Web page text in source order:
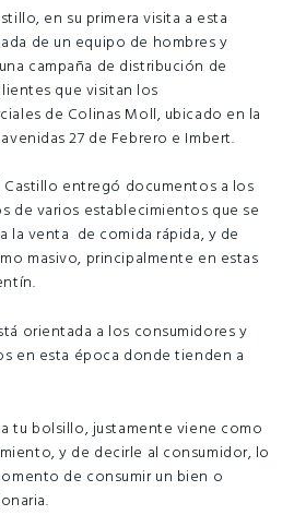
en su primera visita a esta
de un equipo de hombres y
campaña de distribución de
que visitan los
de Colinas Moll, ubicado en la
27 de Febrero e Imbert.
entregó documentos a los
de varios establecimientos que se
la venta de comida rápida, y de
masivo, principalmente en estas
orientada a los consumidores y
en esta época donde tienden a
tu bolsillo, justamente viene como
y de decirle al consumidor, lo
de consumir un bien o